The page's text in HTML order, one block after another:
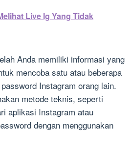
Live Ig Yang Tidak
Anda memiliki informasi yang
mencoba satu atau beberapa
Instagram orang lain.
metode teknis, seperti
aplikasi Instagram atau
dengan menggunakan